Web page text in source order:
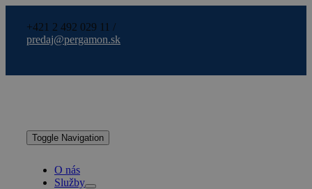
+421 2 492 029 11 /
predaj@pergamon.sk
Toggle Navigation
O nás
Služby